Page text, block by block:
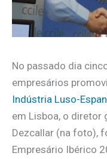
No passado dia
empresários
Indústria Luso-
em Lisboa, o diretor
Dezcallar (na foto),
Empresário Ibérico